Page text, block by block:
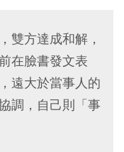
雙方達成和解，
在臉書發文表
遠大於當事人的
調，自己則「事